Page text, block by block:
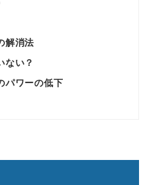
解消法
ない？
パワーの低下